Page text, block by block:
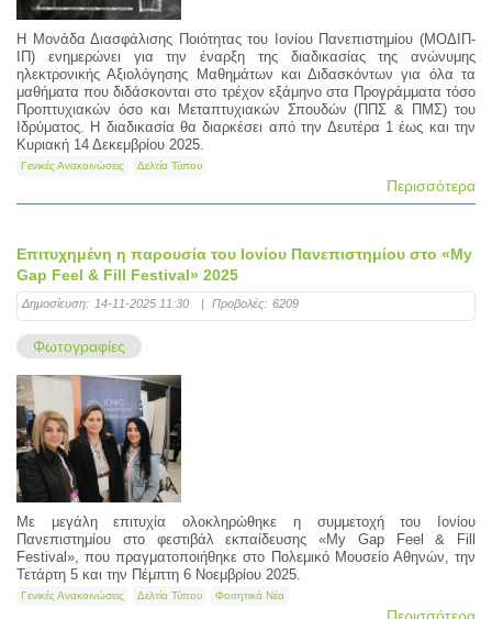
Η Μονάδα Διασφάλισης Ποιότητας του Ιονίου Πανεπιστημίου (ΜΟΔΙΠ-
ΙΠ) ενημερώνει για την έναρξη της διαδικασίας της ανώνυμης
ηλεκτρονικής Αξιολόγησης Μαθημάτων και Διδασκόντων για όλα τα
μαθήματα που διδάσκονται στο τρέχον εξάμηνο στα Προγράμματα τόσο
Προπτυχιακών όσο και Μεταπτυχιακών Σπουδών (ΠΠΣ & ΠΜΣ) του
Ιδρύματος. Η διαδικασία θα διαρκέσει από την Δευτέρα 1 έως και την
Κυριακή 14 Δεκεμβρίου 2025.
Γενικές Ανακοινώσεις Δελτία Τύπου
Περισσότερα
Επιτυχημένη η παρουσία του Ιονίου Πανεπιστημίου στο «My
Gap Feel & Fill Festival» 2025
Δημοσίευση: 14-11-2025 11:30 | Προβολές: 6209
Φωτογραφίες
Με μεγάλη επιτυχία ολοκληρώθηκε η συμμετοχή του Ιονίου
Πανεπιστημίου στο φεστιβάλ εκπαίδευσης «My Gap Feel & Fill
Festival», που πραγματοποιήθηκε στο Πολεμικό Μουσείο Αθηνών, την
Τετάρτη 5 και την Πέμπτη 6 Νοεμβρίου 2025.
Γενικές Ανακοινώσεις Δελτία Τύπου Φοιτητικά Νέα